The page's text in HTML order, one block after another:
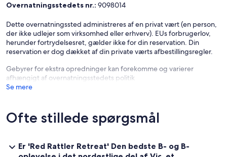
Overnatningsstedets nr.: 9098014
Dette overnatningssted administreres af en privat vært (en person,
der ikke udlejer som virksomhed eller erhverv). EUs forbrugerlov,
herunder fortrydelsesret, gælder ikke for din reservation. Din
reservation er dog dækket af din private værts afbestillingsregler.
Gebyrer for ekstra opredninger kan forekomme og varierer
afhængigt af overnatningsstedets politik
Se mere
Ofte stillede spørgsmål
Er 'Red Rattler Retreat' Den bedste B- og B-